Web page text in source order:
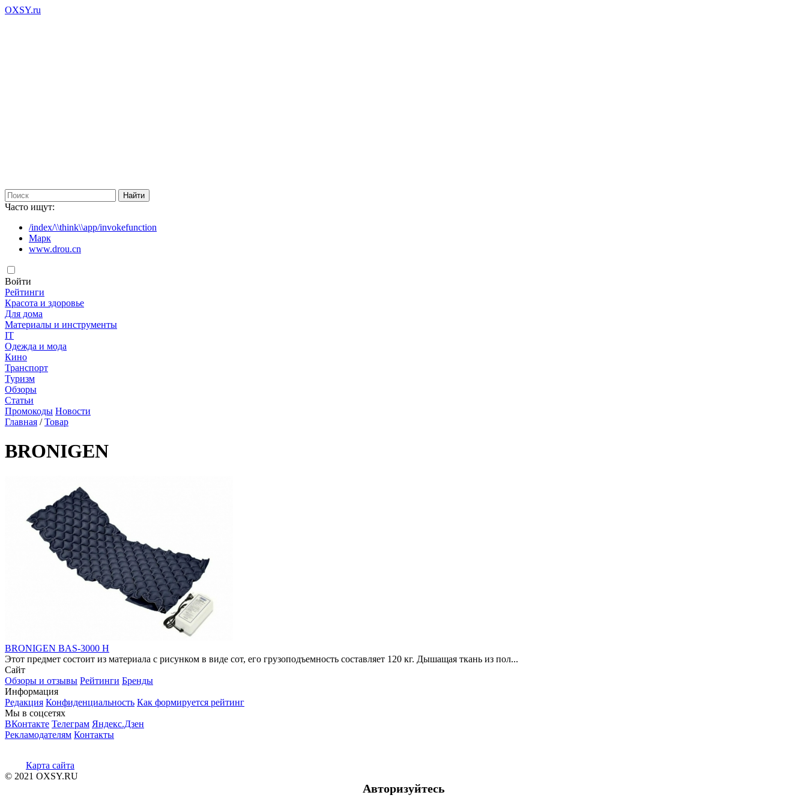
OXSY.ru
Часто ищут:
/index/\\think\\app/invokefunction
Марк
www.drou.cn
Войти
Рейтинги
Красота и здоровье
Для дома
Материалы и инструменты
IT
Одежда и мода
Кино
Транспорт
Туризм
Обзоры
Статьи
Промокоды Новости
Главная /Товар
BRONIGEN
BRONIGEN BAS-3000 H
Этот предмет состоит из материала с рисунком в виде сот, его грузоподъемность составляет 120 кг. Дышащая ткань из пол...
Сайт
Обзоры и отзывы Рейтинги Бренды
Информация
Редакция Конфиденциальность Как формируется рейтинг
Мы в соцсетях
ВКонтакте Телеграм Яндекс.Дзен
Рекламодателям Контакты
Карта сайта
© 2021 OXSY.RU
Авторизуйтесь